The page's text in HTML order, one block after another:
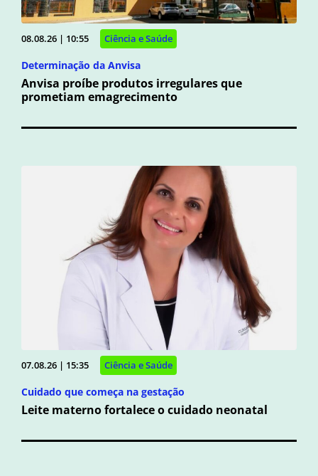
08.08.26 | 10:55 Ciência e Saúde
Determinação da Anvisa
Anvisa proíbe produtos irregulares que
prometiam emagrecimento
07.08.26 | 15:35 Ciência e Saúde
Cuidado que começa na gestação
Leite materno fortalece o cuidado neonatal